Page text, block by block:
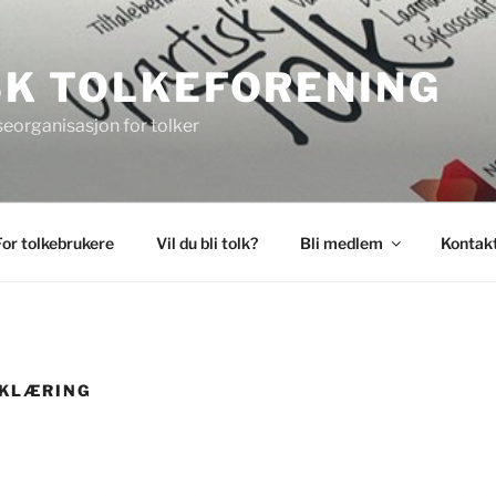
TOLKEFORENING
for tolker
tolkebrukere Vil du bli tolk? Bli medlem